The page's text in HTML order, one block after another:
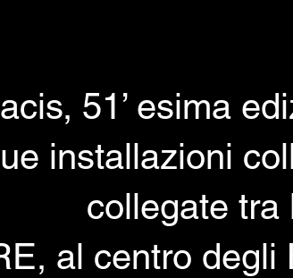
51’ esima
installazioni
collegate tra
al centro